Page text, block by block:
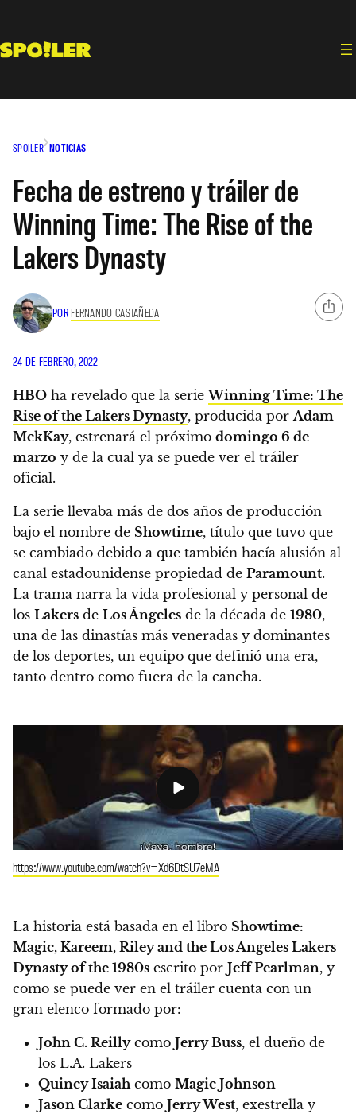
contenido
SPOILER NOTICIAS
Fecha de estreno y tráiler de
Winning Time: The Rise of the
Lakers Dynasty
POR FERNANDO CASTAÑEDA
24 DE FEBRERO, 2022
HBO ha revelado que la serieWinning Time: The
Rise of the Lakers Dynasty, producida porAdam
MckKay, estrenará el próximo domingo 6 de
marzo y de la cual ya se puede ver el tráiler
oficial.
La serie llevaba más de dos años de producción
bajo el nombre de Showtime, título que tuvo que
se cambiado debido a que también hacía alusión al
canal estadounidense propiedad de Paramount.
La trama narra la vida profesional y personal de
los Lakers de Los Ángeles de la década de 1980,
una de las dinastías más veneradas y dominantes
de los deportes, un equipo que definió una era,
tanto dentro como fuera de la cancha.
https://www.youtube.com/watch?v=Xd6DtSU7eMA
La historia está basada en el libro Showtime:
Magic, Kareem, Riley and the Los Angeles Lakers
Dynasty of the 1980s escrito por Jeff Pearlman, y
como se puede ver en el tráiler cuenta con un
gran elenco formado por:
John C. Reillycomo Jerry Buss, el dueño de
los L.A. Lakers
Quincy Isaiahcomo Magic Johnson
Jason Clarke como Jerry West, exestrella y